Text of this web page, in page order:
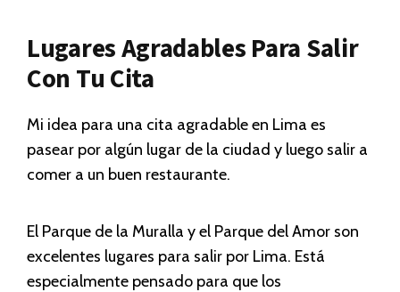
Lugares Agradables Para Salir
Con Tu Cita
Mi idea para una cita agradable en Lima es
pasear por algún lugar de la ciudad y luego salir a
comer a un buen restaurante.
El Parque de la Muralla y el Parque del Amor son
excelentes lugares para salir por Lima. Está
especialmente pensado para que los